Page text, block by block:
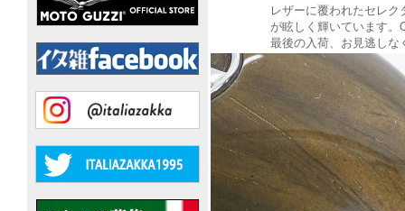
レザーに覆われたセレ
が眩しく輝いています
最後の入荷、お見逃しな